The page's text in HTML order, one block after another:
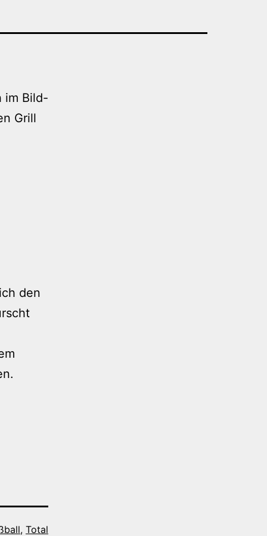
im Bild-
Grill
den
, Total